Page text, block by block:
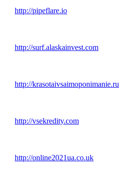
http://pipeflare.io
http://surf.alaskainvest.com
http://krasotaivsaimoponimanie.ru
http://vsekredity.com
http://online2021ua.co.uk